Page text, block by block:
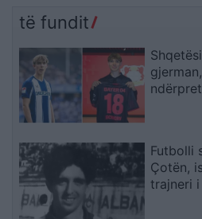
kërcënuan punonjëset
autorët kërcënuan
punonjëset, morën
bizhuteritë dhe u larguan
në…
të fundit
Futbolli
Çotën,
trajneri